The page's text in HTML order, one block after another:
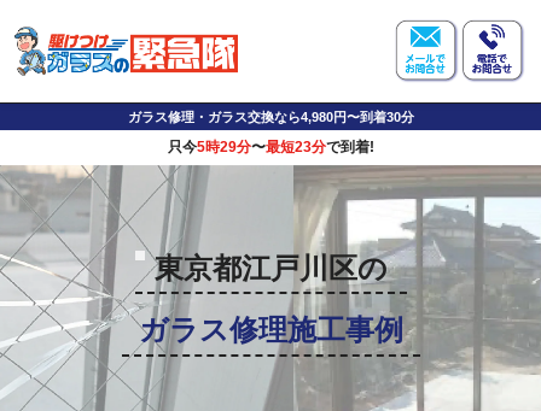
ガラス修理・ガラス交換なら4,980円〜到着30分
只今5時29分〜最短23分で到着!
東京都江戸川区の
ガラス修理施工事例